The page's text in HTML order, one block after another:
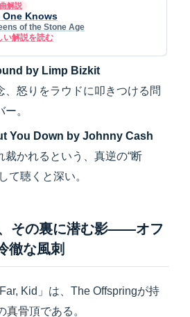
解説
One Knows
of the Stone Age
い解説を読む
by Limp Bizkit
、怒りをラウドに叩きつける問
。
You Down by Johnny Cash
裁かれるという、真逆の“断
て聴くと深い。
その裏に潜む影——オフ
徹な風刺
Far, Kid」は、The Offspringが持
真骨頂である。